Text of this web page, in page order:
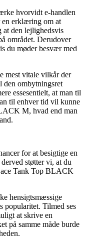
hvorvidt e-handlen
en erklæring om at
at den lejlighedsvis
området. Derudover
du møder besvær med
mest vitale vilkår der
den ombytningsret
essesentielt, at man til
til enhver tid vil kunne
M, hvad end man
for at besigtige en
støtter vi, at du
Tank Top BLACK
hensigtsmæssige
popularitet. Tilmed ses
at skrive en
på samme måde burde